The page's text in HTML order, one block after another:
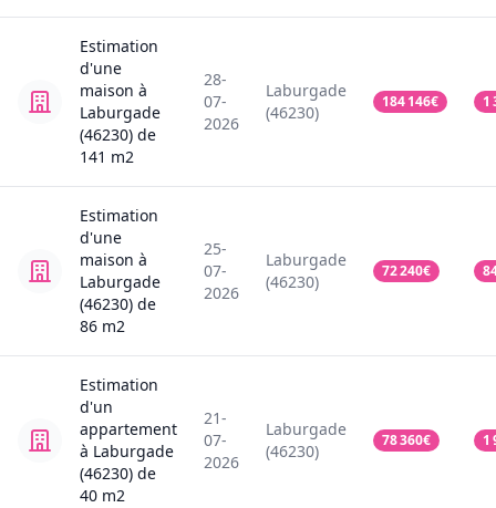
Estimation
d'une
maison à
Laburgade
(46230) de
141 m2
28-
07-
2026
Laburgade
(46230)
184 146€ 1
Estimation
d'une
maison à
Laburgade
(46230) de
86 m2
25-
07-
2026
Laburgade
(46230)
72 240€
Estimation
d'un
appartement
à Laburgade
(46230) de
40 m2
21-
07-
2026
Laburgade
(46230)
78 360€ 1